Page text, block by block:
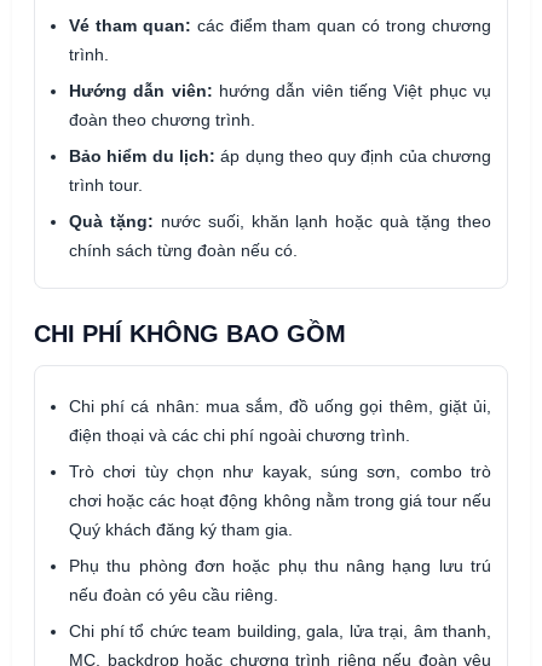
Vé tham quan: các điểm tham quan có trong chương
trình.
Hướng dẫn viên: hướng dẫn viên tiếng Việt phục vụ
đoàn theo chương trình.
Bảo hiểm du lịch: áp dụng theo quy định của chương
trình tour.
Quà tặng: nước suối, khăn lạnh hoặc quà tặng theo
chính sách từng đoàn nếu có.
CHI PHÍ KHÔNG BAO GỒM
Chi phí cá nhân: mua sắm, đồ uống gọi thêm, giặt ủi,
điện thoại và các chi phí ngoài chương trình.
Trò chơi tùy chọn như kayak, súng sơn, combo trò
chơi hoặc các hoạt động không nằm trong giá tour nếu
Quý khách đăng ký tham gia.
Phụ thu phòng đơn hoặc phụ thu nâng hạng lưu trú
nếu đoàn có yêu cầu riêng.
Chi phí tổ chức team building, gala, lửa trại, âm thanh,
MC, backdrop hoặc chương trình riêng nếu đoàn yêu